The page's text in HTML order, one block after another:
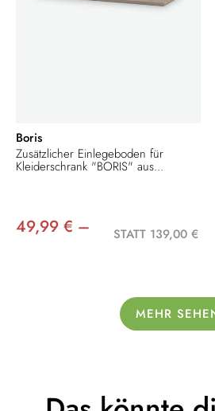
Boris
Zusätzlicher Einlegeboden für
Kleiderschrank "BORIS" aus...
49,99 € – STATT 139,00 €
MEHR